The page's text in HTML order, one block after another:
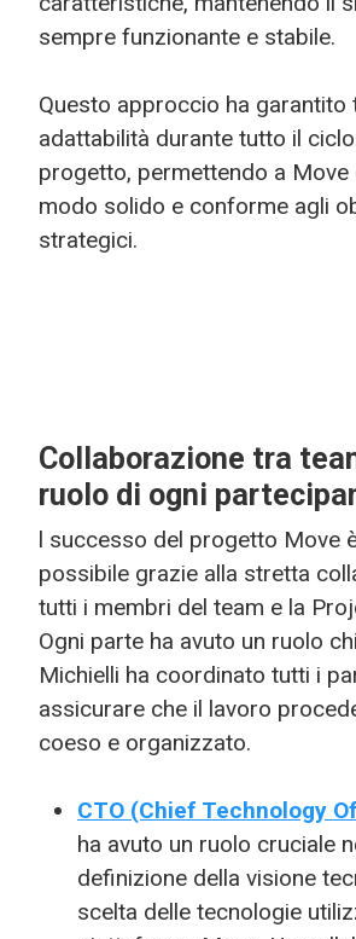
sempre funzionante e stabile.
Questo approccio ha garantito
adattabilità durante tutto il
progetto, permettendo a Move
modo solido e conforme agli
strategici.
Collaborazione tra
ruolo di ogni
l successo del progetto Move
possibile grazie alla stretta
tutti i membri del team e la
Ogni parte ha avuto un ruolo
Michielli ha coordinato tutti i
assicurare che il lavoro
coeso e organizzato.
CTO (Chief Technology
ha avuto un ruolo cruciale
definizione della visione
scelta delle tecnologie